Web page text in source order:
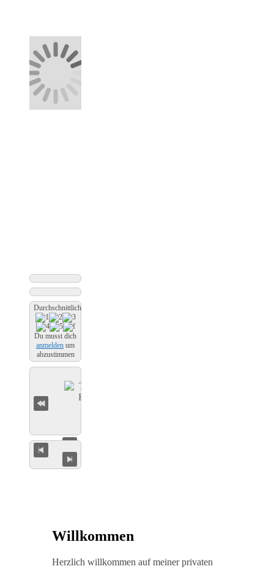
Durchschnittliche Bewertung
Du musst dich
anmelden um
abzustimmen
Willkommen
Herzlich willkommen auf meiner privaten